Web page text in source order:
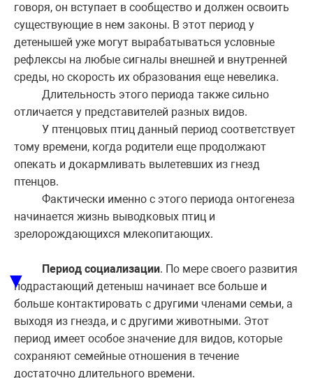
говоря, он вступает в сообщество и должен освоить
существующие в нем законы. В этот период у
детенышей уже могут вырабатываться условные
рефлексы на любые сигналы внешней и внутренней
среды, но скорость их образования еще невелика.
Длительность этого периода также сильно
отличается у представителей разных видов.
У птенцовых птиц данный период соответствует
тому времени, когда родители еще продолжают
опекать и докармливать вылетевших из гнезд
птенцов.
Фактически именно с этого периода онтогенеза
начинается жизнь выводковых птиц и
зрелорождающихся млекопитающих.
Период социализации. По мере своего развития
подрастающий детеныш начинает все больше и
больше контактировать с другими членами семьи, а
выходя из гнезда, и с другими животными. Этот
период имеет особое значение для видов, которые
сохраняют семейные отношения в течение
достаточно длительного времени.
▼